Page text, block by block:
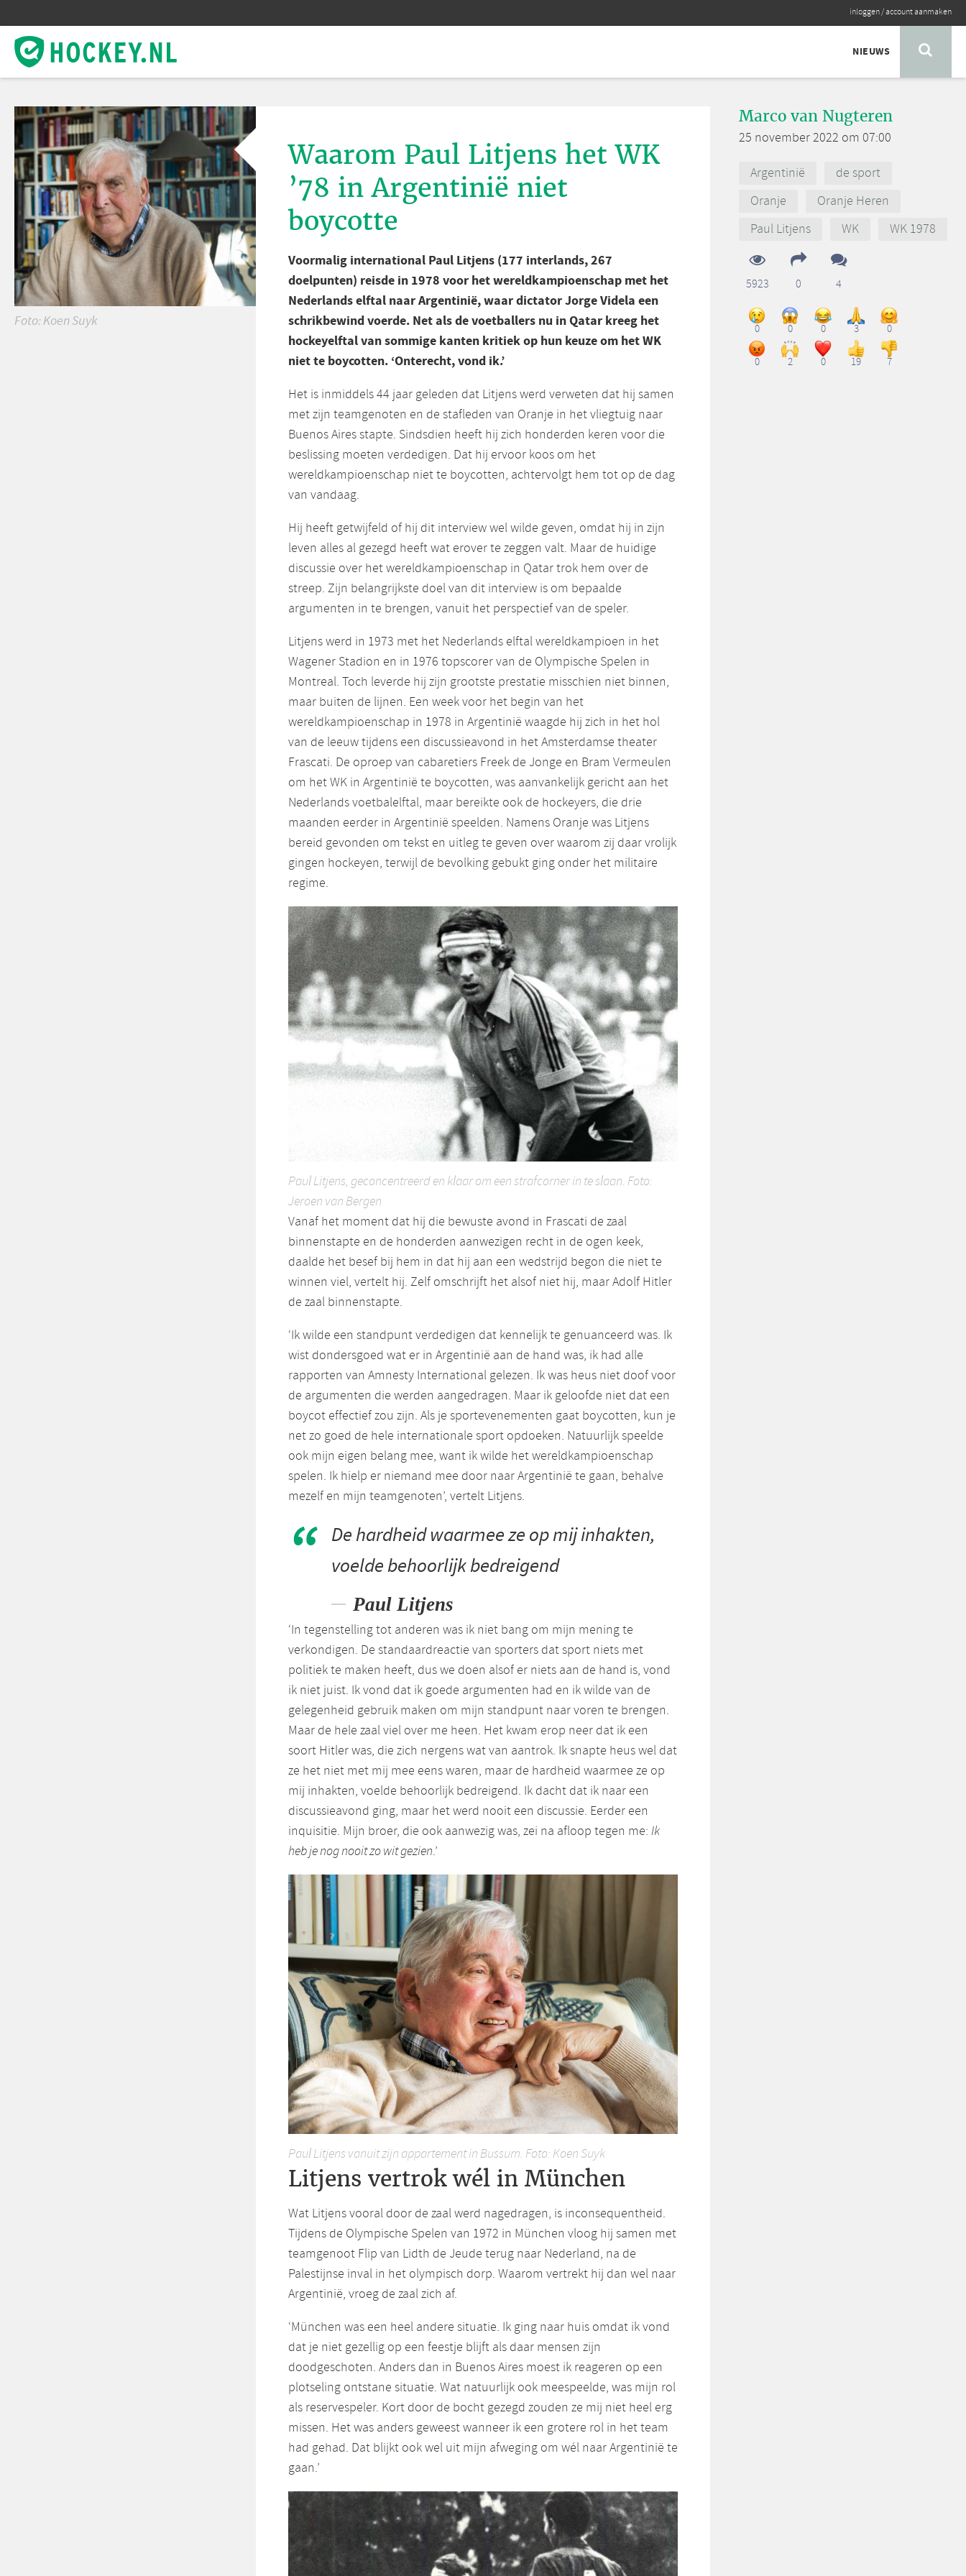
inloggen/account aanmaken
NIEUWS
Foto: Koen Suyk
Waarom Paul Litjens het WK
’78 in Argentinië niet
boycotte
Voormalig international Paul Litjens (177 interlands, 267
doelpunten) reisde in 1978 voor het wereldkampioenschap met het
Nederlands elftal naar Argentinië, waar dictator Jorge Videla een
schrikbewind voerde. Net als de voetballers nu in Qatar kreeg het
hockeyelftal van sommige kanten kritiek op hun keuze om het WK
niet te boycotten. ‘Onterecht, vond ik.’
Het is inmiddels 44 jaar geleden dat Litjens werd verweten dat hij samen
met zijn teamgenoten en de stafleden van Oranje in het vliegtuig naar
Buenos Aires stapte. Sindsdien heeft hij zich honderden keren voor die
beslissing moeten verdedigen. Dat hij ervoor koos om het
wereldkampioenschap niet te boycotten, achtervolgt hem tot op de dag
van vandaag.
Hij heeft getwijfeld of hij dit interview wel wilde geven, omdat hij in zijn
leven alles al gezegd heeft wat erover te zeggen valt. Maar de huidige
discussie over het wereldkampioenschap in Qatar trok hem over de
streep. Zijn belangrijkste doel van dit interview is om bepaalde
argumenten in te brengen, vanuit het perspectief van de speler.
Litjens werd in 1973 met het Nederlands elftal wereldkampioen in het
Wagener Stadion en in 1976 topscorer van de Olympische Spelen in
Montreal. Toch leverde hij zijn grootste prestatie misschien niet binnen,
maar buiten de lijnen. Een week voor het begin van het
wereldkampioenschap in 1978 in Argentinië waagde hij zich in het hol
van de leeuw tijdens een discussieavond in het Amsterdamse theater
Frascati. De oproep van cabaretiers Freek de Jonge en Bram Vermeulen
om het WK in Argentinië te boycotten, was aanvankelijk gericht aan het
Nederlands voetbalelftal, maar bereikte ook de hockeyers, die drie
maanden eerder in Argentinië speelden. Namens Oranje was Litjens
bereid gevonden om tekst en uitleg te geven over waarom zij daar vrolijk
gingen hockeyen, terwijl de bevolking gebukt ging onder het militaire
regime.
Paul Litjens, geconcentreerd en klaar om een strafcorner in te slaan. Foto:
Jeroen van Bergen
Vanaf het moment dat hij die bewuste avond in Frascati de zaal
binnenstapte en de honderden aanwezigen recht in de ogen keek,
daalde het besef bij hem in dat hij aan een wedstrijd begon die niet te
winnen viel, vertelt hij. Zelf omschrijft het alsof niet hij, maar Adolf Hitler
de zaal binnenstapte.
‘Ik wilde een standpunt verdedigen dat kennelijk te genuanceerd was. Ik
wist dondersgoed wat er in Argentinië aan de hand was, ik had alle
rapporten van Amnesty International gelezen. Ik was heus niet doof voor
de argumenten die werden aangedragen. Maar ik geloofde niet dat een
boycot effectief zou zijn. Als je sportevenementen gaat boycotten, kun je
net zo goed de hele internationale sport opdoeken. Natuurlijk speelde
ook mijn eigen belang mee, want ik wilde het wereldkampioenschap
spelen. Ik hielp er niemand mee door naar Argentinië te gaan, behalve
mezelf en mijn teamgenoten’, vertelt Litjens.
De hardheid waarmee ze op mij inhakten,
voelde behoorlijk bedreigend
Paul Litjens
‘In tegenstelling tot anderen was ik niet bang om mijn mening te
verkondigen. De standaardreactie van sporters dat sport niets met
politiek te maken heeft, dus we doen alsof er niets aan de hand is, vond
ik niet juist. Ik vond dat ik goede argumenten had en ik wilde van de
gelegenheid gebruik maken om mijn standpunt naar voren te brengen.
Maar de hele zaal viel over me heen. Het kwam erop neer dat ik een
soort Hitler was, die zich nergens wat van aantrok. Ik snapte heus wel dat
ze het niet met mij mee eens waren, maar de hardheid waarmee ze op
mij inhakten, voelde behoorlijk bedreigend. Ik dacht dat ik naar een
discussieavond ging, maar het werd nooit een discussie. Eerder een
inquisitie. Mijn broer, die ook aanwezig was, zei na afloop tegen me: Ik
heb je nog nooit zo wit gezien.’
Paul Litjens vanuit zijn appartement in Bussum. Foto: Koen Suyk
Litjens vertrok wél in München
Wat Litjens vooral door de zaal werd nagedragen, is inconsequentheid.
Tijdens de Olympische Spelen van 1972 in München vloog hij samen met
teamgenoot Flip van Lidth de Jeude terug naar Nederland, na de
Palestijnse inval in het olympisch dorp. Waarom vertrekt hij dan wel naar
Argentinië, vroeg de zaal zich af.
‘München was een heel andere situatie. Ik ging naar huis omdat ik vond
dat je niet gezellig op een feestje blijft als daar mensen zijn
doodgeschoten. Anders dan in Buenos Aires moest ik reageren op een
plotseling ontstane situatie. Wat natuurlijk ook meespeelde, was mijn rol
als reservespeler. Kort door de bocht gezegd zouden ze mij niet heel erg
missen. Het was anders geweest wanneer ik een grotere rol in het team
had gehad. Dat blijkt ook wel uit mijn afweging om wél naar Argentinië te
gaan.’
Marco van Nugteren
25 november 2022 om 07:00
Argentinië
de sport
Oranje
Oranje Heren
Paul Litjens
WK WK 1978
5923 0 4
0 0 0 3 0
0 2 0 19 7